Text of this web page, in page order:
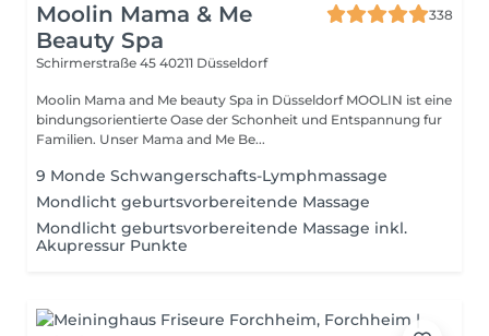
Moolin Mama & Me
Beauty Spa
338
Schirmerstraße 45 40211 Düsseldorf
Moolin Mama and Me beauty Spa in Düsseldorf MOOLIN ist eine
bindungsorientierte Oase der Schonheit und Entspannung fur
Familien. Unser Mama and Me Be...
9 Monde Schwangerschafts-Lymphmassage
Mondlicht geburtsvorbereitende Massage
Mondlicht geburtsvorbereitende Massage inkl.
Akupressur Punkte